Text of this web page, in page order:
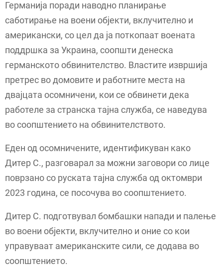
Германија поради наводно планирање
саботирање на воени објекти, вклучително и
американски, со цел да ја поткопаат воената
поддршка за Украина, соопшти денеска
германското обвинителство. Властите извршија
претрес во домовите и работните места на
двајцата осомничени, кои се обвинети дека
работеле за странска тајна служба, се наведува
во соопштението на обвинителството.
Еден од осомничените, идентификуван како
Дитер С., разговарал за можни заговори со лице
поврзано со руската тајна служба од октомври
2023 година, се посочува во соопштението.
Дитер С. подготвувал бомбашки напади и палење
во воени објекти, вклучително и оние со кои
управуваат американските сили, се додава во
соопштението.